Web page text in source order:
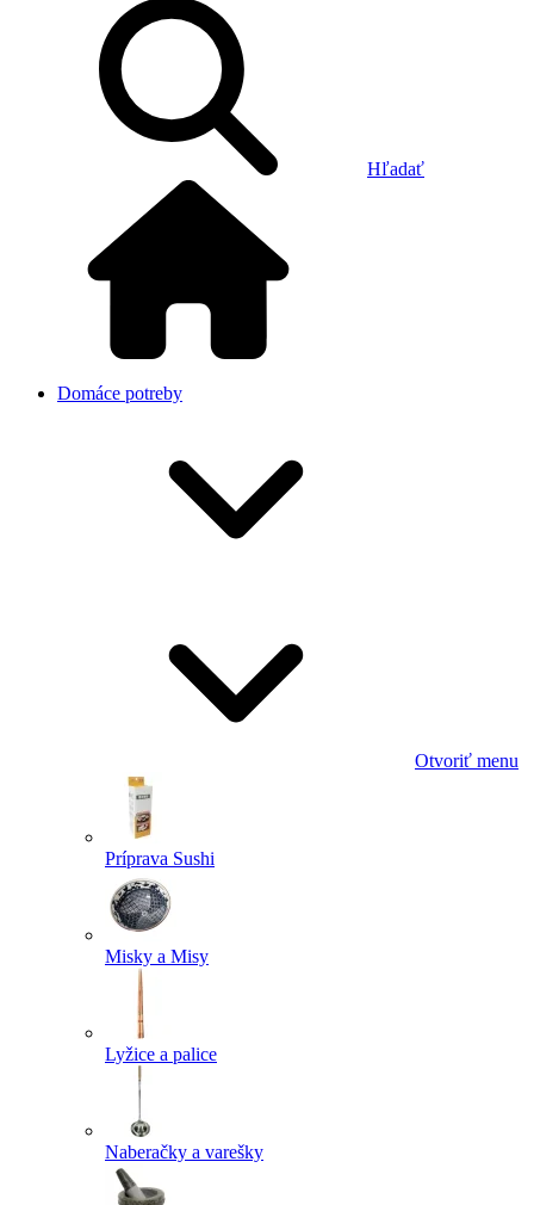
Hľadať
Domáce potreby
Otvoriť menu
Príprava Sushi
Misky a Misy
Lyžice a palice
Naberačky a varešky